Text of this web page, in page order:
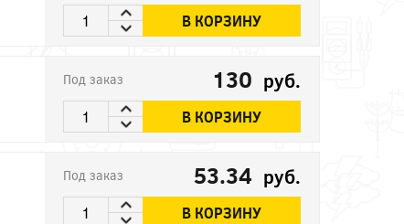
В КОРЗИНУ
Под заказ 130 руб.
В КОРЗИНУ
Под заказ 53.34 руб.
В КОРЗИНУ